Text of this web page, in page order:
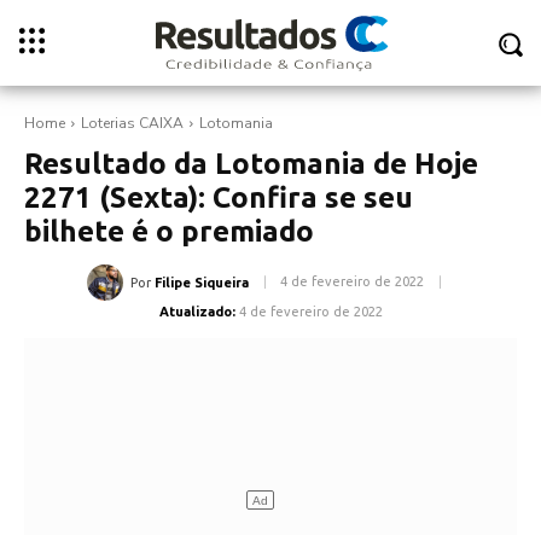
Home Loterias CAIXA Lotomania
Resultado da Lotomania de Hoje
2271 (Sexta): Confira se seu
bilhete é o premiado
Por Filipe Siqueira 4 de fevereiro de 2022
Atualizado: 4 de fevereiro de 2022